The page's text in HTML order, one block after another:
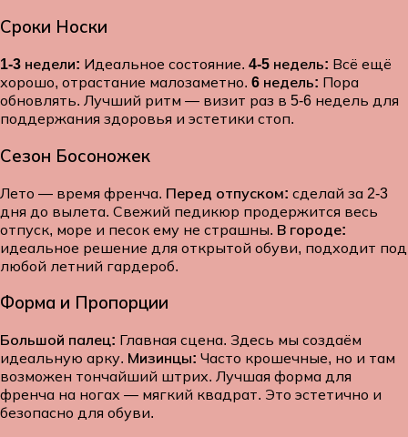
Сроки Носки
1-3 недели: Идеальное состояние. 4-5 недель: Всё ещё
хорошо, отрастание малозаметно. 6 недель: Пора
обновлять. Лучший ритм — визит раз в 5-6 недель для
поддержания здоровья и эстетики стоп.
Сезон Босоножек
Лето — время френча. Перед отпуском: сделай за 2-3
дня до вылета. Свежий педикюр продержится весь
отпуск, море и песок ему не страшны. В городе:
идеальное решение для открытой обуви, подходит под
любой летний гардероб.
Форма и Пропорции
Большой палец: Главная сцена. Здесь мы создаём
идеальную арку. Мизинцы: Часто крошечные, но и там
возможен тончайший штрих. Лучшая форма для
френча на ногах — мягкий квадрат. Это эстетично и
безопасно для обуви.